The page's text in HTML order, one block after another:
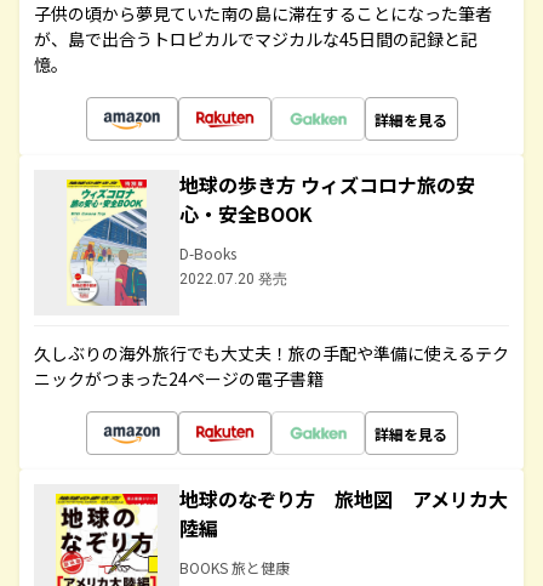
子供の頃から夢見ていた南の島に滞在することになった筆者
が、島で出合うトロピカルでマジカルな45日間の記録と記
憶。
詳細を見る
地球の歩き方 ウィズコロナ旅の安
心・安全BOOK
D-Books
2022.07.20 発売
久しぶりの海外旅行でも大丈夫！旅の手配や準備に使えるテク
ニックがつまった24ページの電子書籍
詳細を見る
地球のなぞり方 旅地図 アメリカ大
陸編
BOOKS 旅と健康